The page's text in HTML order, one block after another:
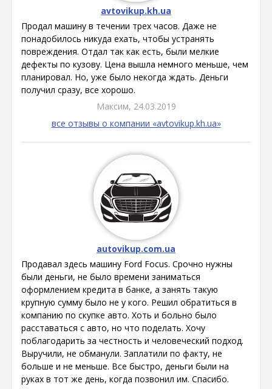
avtovikup.kh.ua
Продал машину в течении трех часов. Даже не
понадобилось никуда ехать, чтобы устранять
повреждения. Отдал так как есть, были мелкие
дефекты по кузову. Цена вышла немного меньше, чем
планировал. Но, уже было некогда ждать. Деньги
получил сразу, все хорошо.
Максим, 24.03.2019
все отзывы о компании «avtovikup.kh.ua»
autovikup.com.ua
Продавал здесь машину Ford Focus. Срочно нужны
были деньги, не было времени заниматься
оформлением кредита в банке, а занять такую
крупную сумму было не у кого. Решил обратиться в
компанию по скупке авто. Хоть и больно было
расставаться с авто, но что поделать. Хочу
поблагодарить за честность и человеческий подход.
Выручили, не обманули. Заплатили по факту, не
больше и не меньше. Все быстро, деньги были на
руках в тот же день, когда позвонил им. Спасибо.